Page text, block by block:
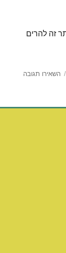
זה להרים
השאירו תגובה